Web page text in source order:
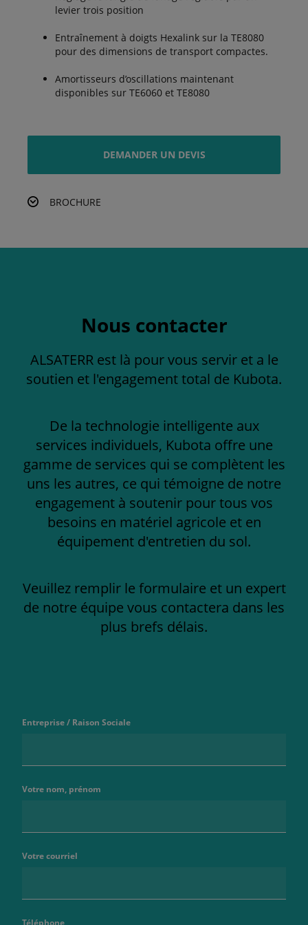
levier trois position
Entraînement à doigts Hexalink sur la TE8080
pour des dimensions de transport compactes.
Amortisseurs d’oscillations maintenant
disponibles sur TE6060 et TE8080
DEMANDER UN DEVIS
BROCHURE
Nous contacter
ALSATERR est là pour vous servir et a le
soutien et l'engagement total de Kubota.
De la technologie intelligente aux
services individuels, Kubota offre une
gamme de services qui se complètent les
uns les autres, ce qui témoigne de notre
engagement à soutenir pour tous vos
besoins en matériel agricole et en
équipement d'entretien du sol.
Veuillez remplir le formulaire et un expert
de notre équipe vous contactera dans les
plus brefs délais.
Entreprise / Raison Sociale
Votre nom, prénom
Votre courriel
Téléphone